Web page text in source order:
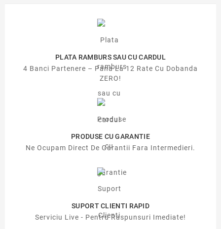
PLATA RAMBURS SAU CU CARDUL
4 Banci Partenere – Pana La 12 Rate Cu Dobanda
ZERO!
PRODUSE CU GARANTIE
Ne Ocupam Direct De Garantii Fara Intermedieri.
SUPORT CLIENTI RAPID
Serviciu Live - Pentru Raspunsuri Imediate!